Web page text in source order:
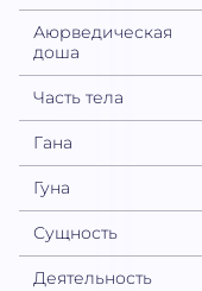
Аюрведическая
доша
Часть тела
Гана
Гуна
Сущность
Деятельность